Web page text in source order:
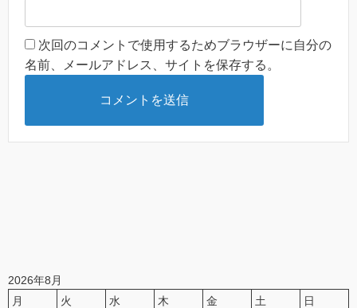
次回のコメントで使用するためブラウザーに自分の
名前、メールアドレス、サイトを保存する。
2026年8月
月
火 水 木 金 土
日